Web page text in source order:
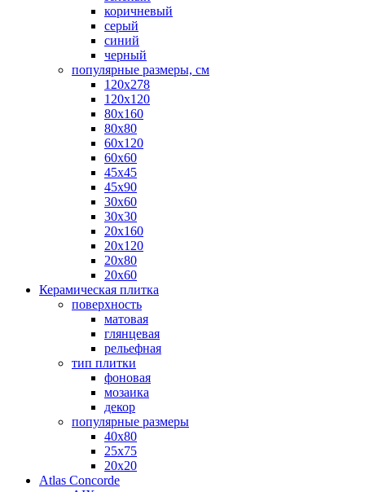
коричневый
серый
синий
черный
популярные размеры, см
120х278
120х120
80х160
80х80
60х120
60х60
45х45
45х90
30х60
30х30
20х160
20х120
20х80
20х60
Керамическая плитка
поверхность
матовая
глянцевая
рельефная
тип плитки
фоновая
мозаика
декор
популярные размеры
40х80
25х75
20х20
Atlas Concorde